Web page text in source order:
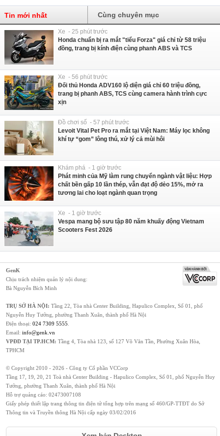
Tin mới nhất Cùng chuyên mục
Xe - 25 phút trước
Honda chuẩn bị ra mắt "tiểu Forza" giá chỉ từ 58 triệu
đồng, trang bị kính điện cùng phanh ABS và TCS
Xe - 56 phút trước
Đối thủ Honda ADV160 lộ diện giá chỉ 60 triệu đồng,
trang bị phanh ABS, TCS cùng camera hành trình cực
xịn
Đồ chơi số - 57 phút trước
Levoit Vital Pet Pro ra mắt tại Việt Nam: Máy lọc không
khí tự “gom” lông thú, xử lý cả mùi hôi
Khám phá - 1 giờ trước
Phát minh của Mỹ làm rung chuyển ngành vật liệu: Hợp
chất bền gấp 10 lần thép, vẫn đạt độ dẻo 15%, mở ra
tương lai cho loạt ngành quan trọng
Xe - 1 giờ trước
Vespa mang bộ sưu tập 80 năm khuấy động Vietnam
Scooters Fest 2026
GenK
Chịu trách nhiệm quản lý nội dung:
Bà Nguyễn Bích Minh
TRỤ SỞ HÀ NỘI: Tầng 22, Tòa nhà Center Building, Hapulico Complex, Số 01, phố
Nguyễn Huy Tưởng, phường Thanh Xuân, thành phố Hà Nội
Điện thoại: 024 7309 5555
Email: info@genk.vn
VPĐD TẠI TP.HCM: Tầng 4, Tòa nhà 123, số 127 Võ Văn Tần, Phường Xuân Hòa,
TPHCM
© Copyright 2010 - 2026 - Công ty Cổ phần VCCorp
Tầng 17, 19, 20, 21 Toà nhà Center Building - Hapulico Complex, Số 01, phố Nguyễn Huy
Tưởng, phường Thanh Xuân, thành phố Hà Nội
Hỗ trợ quảng cáo: 02473007108
Giấy phép thiết lập trang thông tin điện tử tổng hợp trên mạng số 460/GP-TTĐT do Sở
Thông tin và Truyền thông Hà Nội cấp ngày 03/02/2016